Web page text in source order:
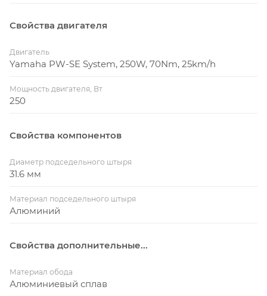
Свойства двигателя
Двигатель
Yamaha PW-SE System, 250W, 70Nm, 25km/h
Мощность двигателя, Вт
250
Свойства компонентов
Диаметр подседельного штыря
31.6 мм
Материал подседельного штыря
Алюминий
Свойства дополнительные...
Материал обода
Алюминиевый сплав